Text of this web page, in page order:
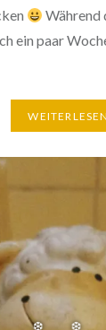
Während
ein paar
WEITERLESEN